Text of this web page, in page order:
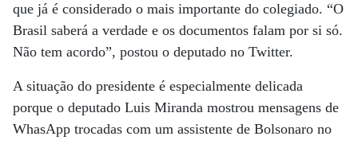
que já é considerado o mais importante do colegiado. “O
Brasil saberá a verdade e os documentos falam por si só.
Não tem acordo”, postou o deputado no Twitter.
A situação do presidente é especialmente delicada
porque o deputado Luis Miranda mostrou mensagens de
WhasApp trocadas com um assistente de Bolsonaro no